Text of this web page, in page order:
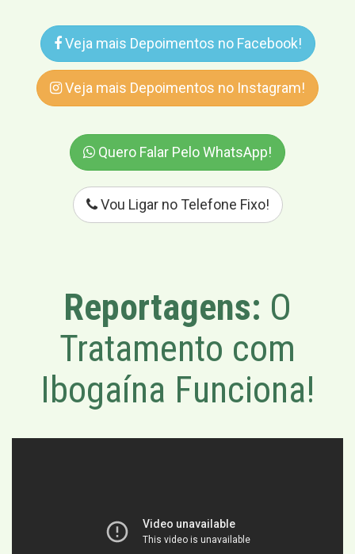
Veja mais Depoimentos no Facebook!
Veja mais Depoimentos no Instagram!
Quero Falar Pelo WhatsApp!
Vou Ligar no Telefone Fixo!
Reportagens: O
Tratamento com
Ibogaína Funciona!